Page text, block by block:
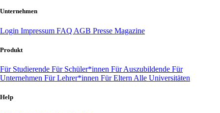
Unternehmen
Login Impressum FAQ AGB Presse Magazine
Produkt
Für Studierende Für Schüler*innen Für Auszubildende Für
Unternehmen Für Lehrer*innen Für Eltern Alle Universitäten
Help